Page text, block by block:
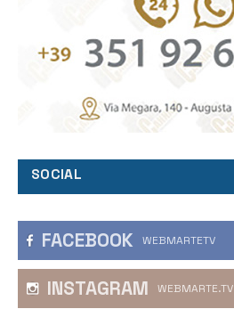
SOCIAL
FACEBOOK WEBMARTETV
INSTAGRAM WEBMARTE.TV